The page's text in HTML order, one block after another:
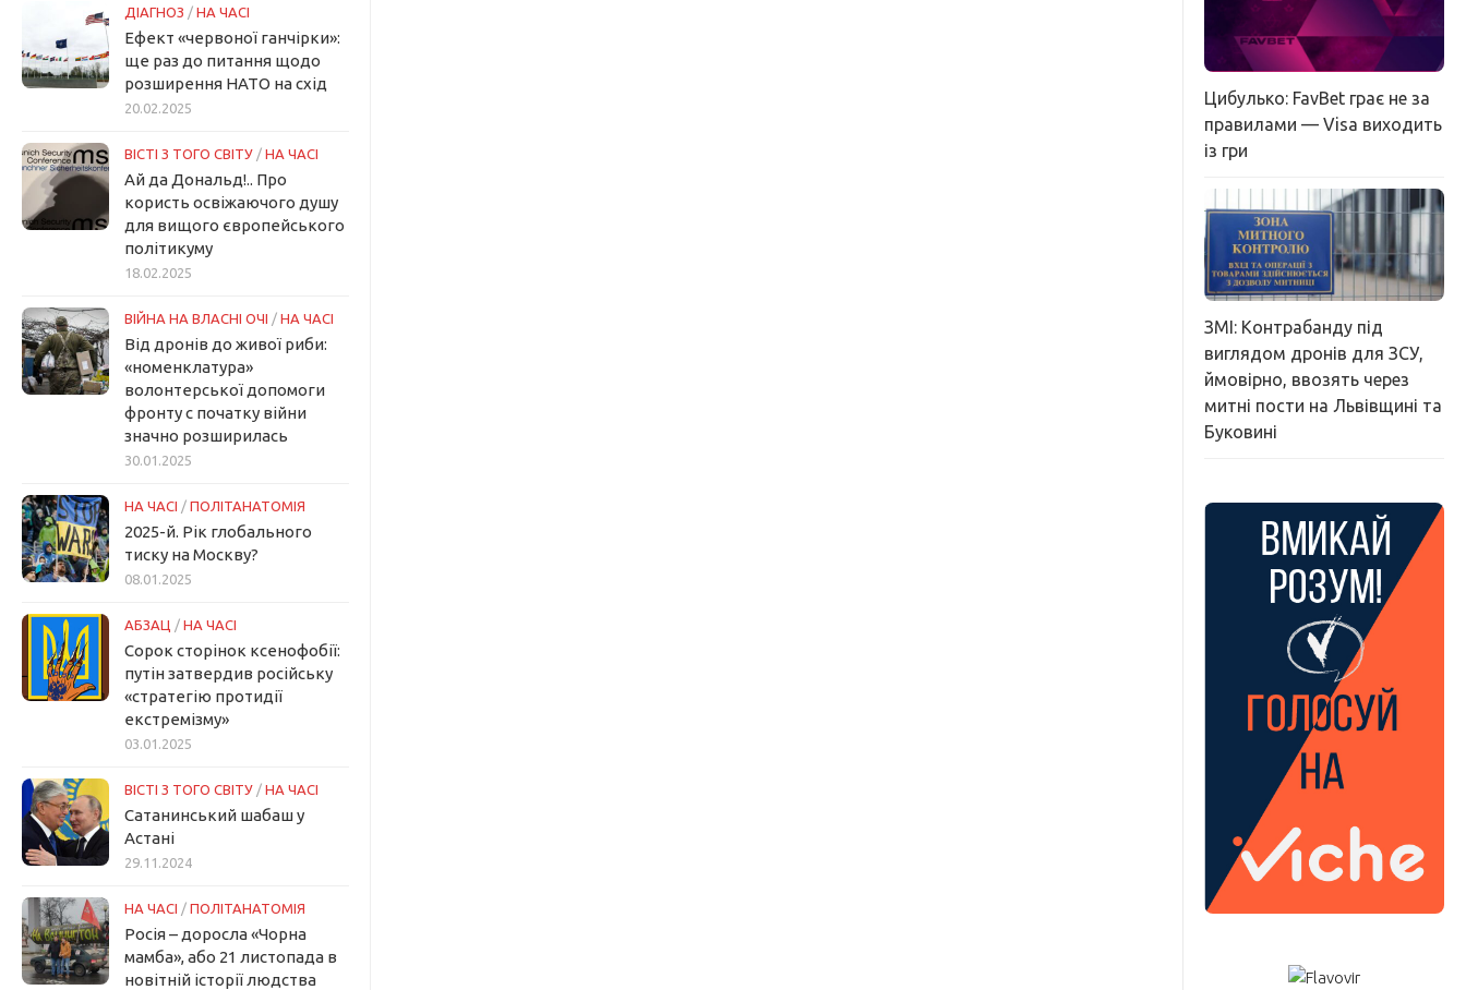
ДІАГНОЗ / НА ЧАСІ
Ефект «червоної ганчірки»:
ще раз до питання щодо
розширення НАТО на схід
20.02.2025
ВІСТІ З ТОГО СВІТУ / НА ЧАСІ
Ай да Дональд!.. Про
користь освіжаючого душу
для вищого європейського
політикуму
18.02.2025
ВІЙНА НА ВЛАСНІ ОЧІ / НА ЧАСІ
Від дронів до живої риби:
«номенклатура»
волонтерської допомоги
фронту с початку війни
значно розширилась
30.01.2025
НА ЧАСІ / ПОЛІТАНАТОМІЯ
2025-й. Рік глобального
тиску на Москву?
08.01.2025
АБЗАЦ / НА ЧАСІ
Сорок сторінок ксенофобії:
путін затвердив російську
«стратегію протидії
екстремізму»
03.01.2025
ВІСТІ З ТОГО СВІТУ / НА ЧАСІ
Сатанинський шабаш у
Астані
29.11.2024
НА ЧАСІ / ПОЛІТАНАТОМІЯ
Росія – доросла «Чорна
мамба», або 21 листопада в
новітній історії людства
Цибулько: FavBet грає не за
правилами — Visa виходить
із гри
ЗМІ: Контрабанду під
виглядом дронів для ЗСУ,
ймовірно, ввозять через
митні пости на Львівщині та
Буковині